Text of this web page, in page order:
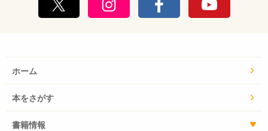
ホーム
本をさがす
書籍情報